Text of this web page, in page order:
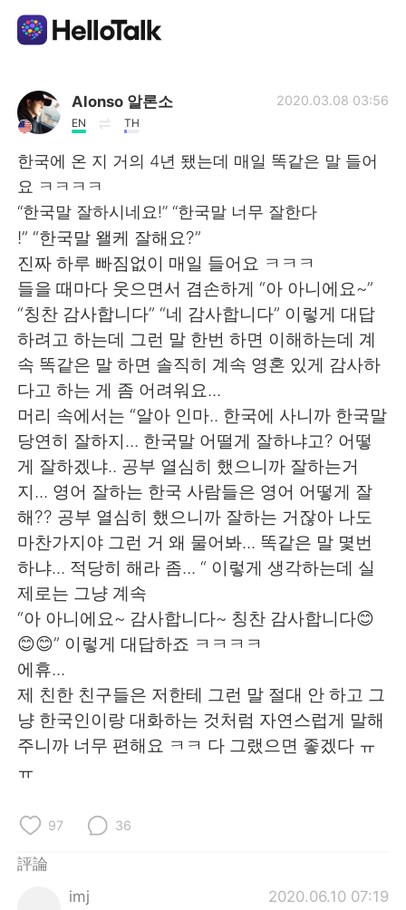
語言交換應用
AI Grammar Checker
繁體中文
English 简体中文
Español العربية
Français Deutsch
日本語 한국어
Русский ไทย
Indonesia Italiano
Türkçe Tiếng Việt
Português
Alonso 알론소
EN TH
2020.03.08 03:56
한국에 온 지 거의 4년 됐는데 매일 똑같은 말 들어
요 ㅋㅋㅋㅋ
“한국말 잘하시네요!” “한국말 너무 잘한다
!” “한국말 왤케 잘해요?”
진짜 하루 빠짐없이 매일 들어요 ㅋㅋㅋ
들을 때마다 웃으면서 겸손하게 “아 아니에요~”
“칭찬 감사합니다” “네 감사합니다” 이렇게 대답
하려고 하는데 그런 말 한번 하면 이해하는데 계
속 똑같은 말 하면 솔직히 계속 영혼 있게 감사하
다고 하는 게 좀 어려워요...
머리 속에서는 “알아 인마.. 한국에 사니까 한국말
당연히 잘하지... 한국말 어떨게 잘하냐고? 어떻
게 잘하겠냐.. 공부 열심히 했으니까 잘하는거
지... 영어 잘하는 한국 사람들은 영어 어떻게 잘
해?? 공부 열심히 했으니까 잘하는 거잖아 나도
마찬가지야 그런 거 왜 물어봐... 똑같은 말 몇번
하냐... 적당히 해라 좀... “ 이렇게 생각하는데 실
제로는 그냥 계속
“아 아니에요~ 감사합니다~ 칭찬 감사합니다😊
😊😊” 이렇게 대답하죠 ㅋㅋㅋㅋ
에휴...
제 친한 친구들은 저한테 그런 말 절대 안 하고 그
냥 한국인이랑 대화하는 것처럼 자연스럽게 말해
주니까 너무 편해요 ㅋㅋ 다 그랬으면 좋겠다 ㅠ
ㅠ
97 36
評論
imj
2020.06.10 07:19